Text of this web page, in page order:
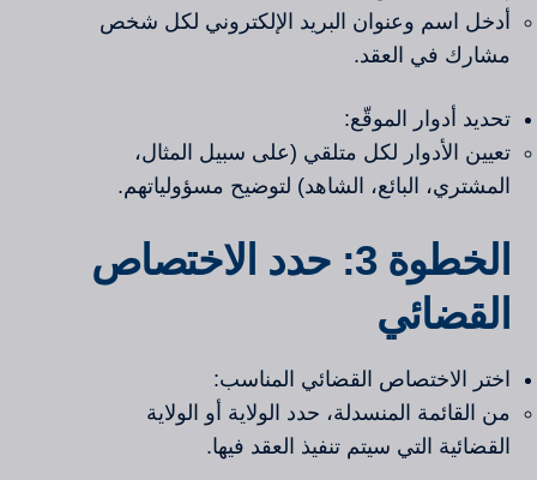
أدخل اسم وعنوان البريد الإلكتروني لكل شخص
مشارك في العقد.
تحديد أدوار الموقّع:
تعيين الأدوار لكل متلقي (على سبيل المثال،
المشتري، البائع، الشاهد) لتوضيح مسؤولياتهم.
الخطوة 3: حدد الاختصاص
القضائي
اختر الاختصاص القضائي المناسب:
من القائمة المنسدلة، حدد الولاية أو الولاية
القضائية التي سيتم تنفيذ العقد فيها.